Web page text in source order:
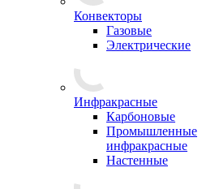
Конвекторы
Газовые
Электрические
Инфракрасные
Карбоновые
Промышленные
инфракрасные
Настенные